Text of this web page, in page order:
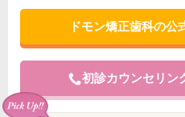
ドモン矯正歯科の公
初診カウンセリン